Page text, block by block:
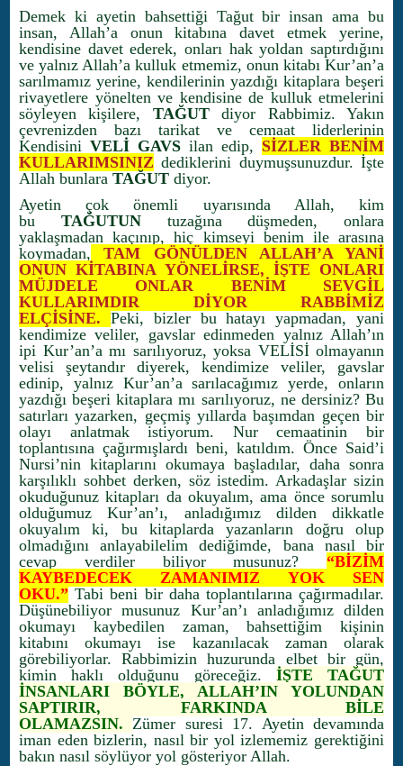
Demek ki ayetin bahsettiği Tağut bir insan ama bu
insan, Allah’a onun kitabına davet etmek yerine,
kendisine davet ederek, onları hak yoldan saptırdığını
ve yalnız Allah’a kulluk etmemiz, onun kitabı Kur’an’a
sarılmamız yerine, kendilerinin yazdığı kitaplara beşeri
rivayetlere yönelten ve kendisine de kulluk etmelerini
söyleyen kişilere, TAĞUTdiyor Rabbimiz. Yakın
çevrenizden bazı tarikat ve cemaat liderlerinin
Kendisini VELİ GAVS ilan edip, SİZLER BENİM
KULLARIMSINIZ dediklerini duymuşsunuzdur. İşte
Allah bunlara TAĞUT diyor.
Ayetin çok önemli uyarısında Allah, kim
bu TAĞUTUNtuzağına düşmeden, onlara
yaklaşmadan kaçınıp, hiç kimseyi benim ile arasına
koymadan,
TAM GÖNÜLDEN ALLAH’A YANİ
ONUN KİTABINA YÖNELİRSE, İŞTE ONLARI
MÜJDELE ONLAR BENİM SEVGİL
KULLARIMDIR DİYOR RABBİMİZ
ELÇİSİNE. Peki, bizler bu hatayı yapmadan, yani
kendimize veliler, gavslar edinmeden yalnız Allah’ın
ipi Kur’an’a mı sarılıyoruz, yoksa VELİSİ olmayanın
velisi şeytandır diyerek, kendimize veliler, gavslar
edinip, yalnız Kur’an’a sarılacağımız yerde, onların
yazdığı beşeri kitaplara mı sarılıyoruz, ne dersiniz? Bu
satırları yazarken, geçmiş yıllarda başımdan geçen bir
olayı anlatmak istiyorum. Nur cemaatinin bir
toplantısına çağırmışlardı beni, katıldım. Önce Said’i
Nursi’nin kitaplarını okumaya başladılar, daha sonra
karşılıklı sohbet derken, söz istedim. Arkadaşlar sizin
okuduğunuz kitapları da okuyalım, ama önce sorumlu
olduğumuz Kur’an’ı, anladığımız dilden dikkatle
okuyalım ki, bu kitaplarda yazanların doğru olup
olmadığını anlayabilelim dediğimde, bana nasıl bir
cevap verdiler biliyor musunuz? “BİZİM
KAYBEDECEK ZAMANIMIZ YOK SEN
OKU.” Tabi beni bir daha toplantılarına çağırmadılar.
Düşünebiliyor musunuz Kur’an’ı anladığımız dilden
okumayı kaybedilen zaman, bahsettiğim kişinin
kitabını okumayı ise kazanılacak zaman olarak
görebiliyorlar. Rabbimizin huzurunda elbet bir gün,
kimin haklı olduğunu göreceğiz. İŞTE TAĞUT
İNSANLARI BÖYLE, ALLAH’IN YOLUNDAN
SAPTIRIR, FARKINDA BİLE
OLAMAZSIN.Zümer suresi 17. Ayetin devamında
iman eden bizlerin, nasıl bir yol izlememiz gerektiğini
bakın nasıl söylüyor yol gösteriyor Allah.